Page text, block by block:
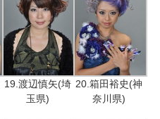
19.渡辺慎矢(埼
玉県)
20.箱田裕史(神
奈川県)